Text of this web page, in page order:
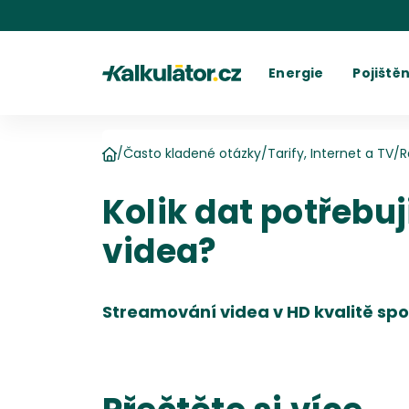
Kalkulátor.cz Energie
Kalkulačka elektřiny
Povinné
Domů
/Často kladené otázky/Tarify, Internet a TV/
Kolik dat
videa?
Streamování videa v HD kvalitě